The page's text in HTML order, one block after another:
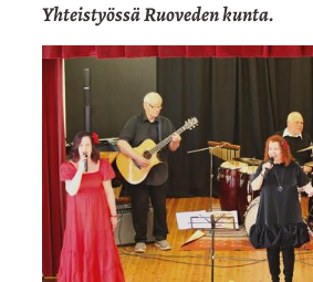
Yhteistyössä Ruoveden kunta.